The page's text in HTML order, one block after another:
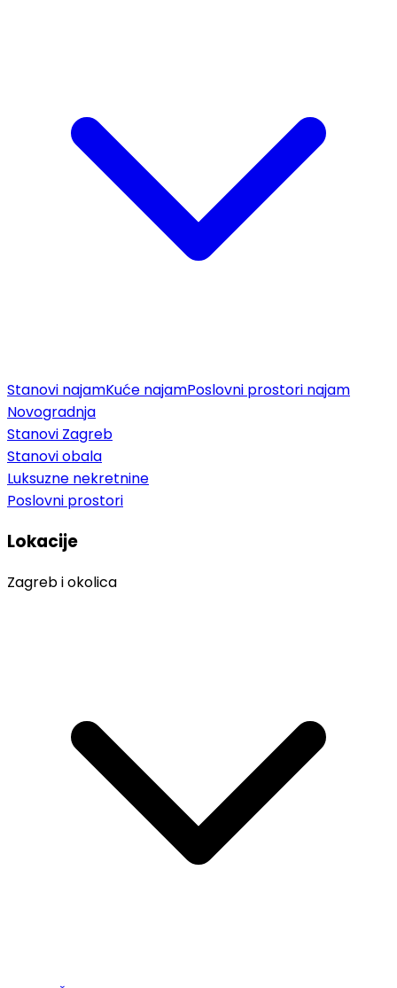
Stanovi najamKuće najamPoslovni prostori najam
Novogradnja
Stanovi Zagreb
Stanovi obala
Luksuzne nekretnine
Poslovni prostori
Lokacije
Zagreb i okolica